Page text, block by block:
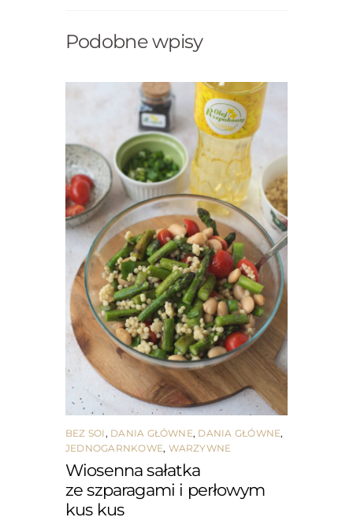
Podobne wpisy
BEZ SOI , DANIA GŁÓWNE, DANIA GŁÓWNE,
JEDNOGARNKOWE, WARZYWNE
Wiosenna sałatka
ze szparagami i perłowym
kus kus